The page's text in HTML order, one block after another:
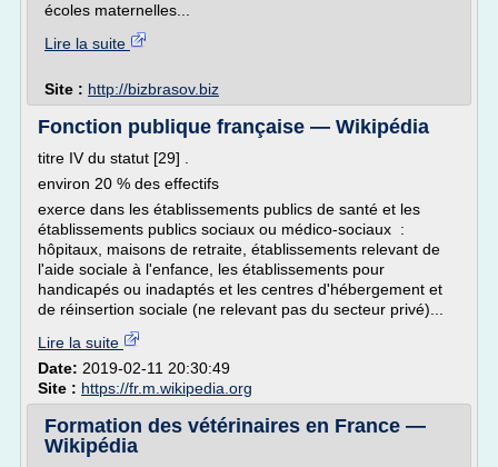
écoles maternelles...
Lire la suite
Site : http://bizbrasov.biz
Fonction publique française — Wikipédia
titre IV du statut [29] .
environ 20 % des effectifs
exerce dans les établissements publics de santé et les
établissements publics sociaux ou médico-sociaux :
hôpitaux, maisons de retraite, établissements relevant de
l'aide sociale à l'enfance, les établissements pour
handicapés ou inadaptés et les centres d'hébergement et
de réinsertion sociale (ne relevant pas du secteur privé)...
Lire la suite
Date: 2019-02-11 20:30:49
Site : https://fr.m.wikipedia.org
Formation des vétérinaires en France —
Wikipédia